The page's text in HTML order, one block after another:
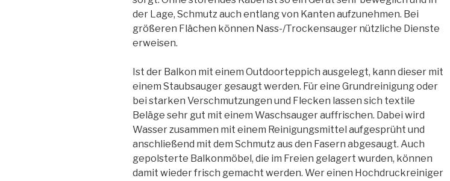
der Lage, Schmutz auch entlang von Kanten aufzunehmen. Bei
größeren Flächen können Nass-/Trockensauger nützliche Dienste
erweisen.
Ist der Balkon mit einem Outdoorteppich ausgelegt, kann dieser mit
einem Staubsauger gesaugt werden. Für eine Grundreinigung oder
bei starken Verschmutzungen und Flecken lassen sich textile
Beläge sehr gut mit einem Waschsauger auffrischen. Dabei wird
Wasser zusammen mit einem Reinigungsmittel aufgesprüht und
anschließend mit dem Schmutz aus den Fasern abgesaugt. Auch
gepolsterte Balkonmöbel, die im Freien gelagert wurden, können
damit wieder frisch gemacht werden. Wer einen Hochdruckreiniger